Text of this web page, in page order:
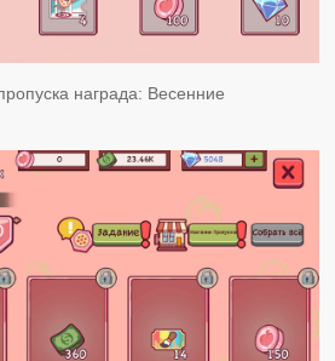
награда: Весенние